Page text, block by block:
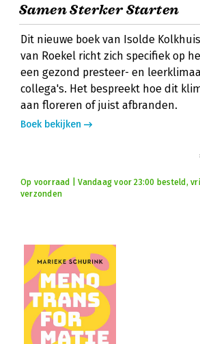
Samen Sterker Starten
Dit nieuwe boek van Isolde
van Roekel richt zich specifiek op
een gezond presteer- en
collega's. Het bespreekt hoe dit
aan floreren of juist afbranden.
Boek bekijken
Op voorraad | Vandaag voor 23:00 besteld,
verzonden